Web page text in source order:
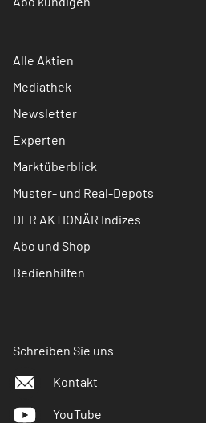
Alle Aktien
Mediathek
Newsletter
Experten
Marktüberblick
Muster- und Real-Depots
DER AKTIONÄR Indizes
Abo und Shop
Bedienhilfen
Schreiben Sie uns
Kontakt
YouTube